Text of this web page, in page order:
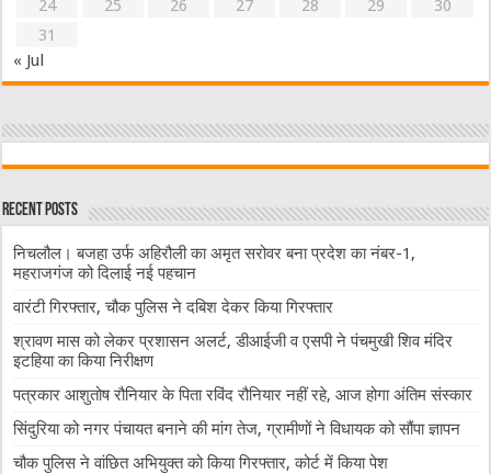
24
25 26 27 28 29
30
31
« Jul
Recent Posts
निचलौल। बजहा उर्फ अहिरौली का अमृत सरोवर बना प्रदेश का नंबर-1,
महराजगंज को दिलाई नई पहचान
वारंटी गिरफ्तार, चौक पुलिस ने दबिश देकर किया गिरफ्तार
श्रावण मास को लेकर प्रशासन अलर्ट, डीआईजी व एसपी ने पंचमुखी शिव मंदिर
इटहिया का किया निरीक्षण
पत्रकार आशुतोष रौनियार के पिता रविंद रौनियार नहीं रहे, आज होगा अंतिम संस्कार
सिंदुरिया को नगर पंचायत बनाने की मांग तेज, ग्रामीणों ने विधायक को सौंपा ज्ञापन
चौक पुलिस ने वांछित अभियुक्त को किया गिरफ्तार, कोर्ट में किया पेश